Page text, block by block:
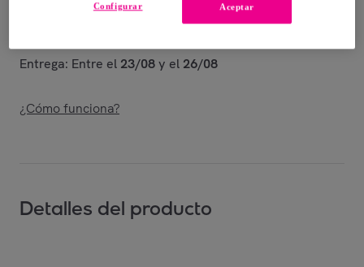
Entrega: Entre el 23/08y el 26/08
¿Cómo funciona?
Detalles del producto
Aceptar
Configurar